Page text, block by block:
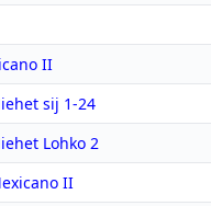
II
sij 1-24
Lohko 2
II